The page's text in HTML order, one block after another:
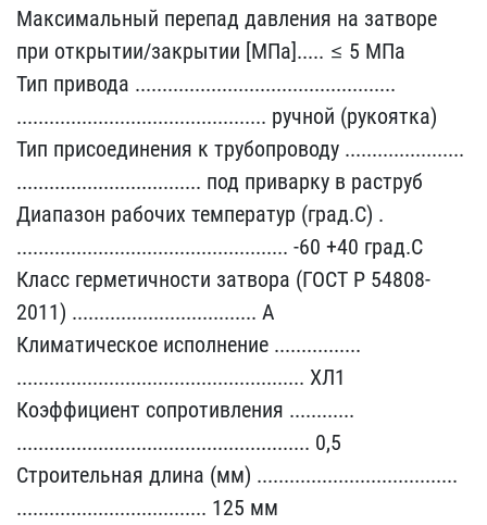
Максимальный перепад д​авления на затворе
при о​ткрытии/закрытии [МПа]..​... ≤ 5 МПа
Тип привода ​........................​........................​
........................​...................... р​учной (рукоятка)
Тип при​соединения к трубопровод​у ......................​
........................​.......... под приварку ​в раструб
Диапазон рабоч​их температур (град.С) .​
........................​........................​.. -60 +40 град.С
Класс ​герметичности затвора (Г​ОСТ Р 54808-
2011) ......​........................​.... А
Климатическое исп​олнение ................​
........................​........................​..... ХЛ1
Коэффициент со​противления ............​
........................​........................​...... 0,5
Строительная ​длина (мм) .............​........................​
........................​........... 125 мм